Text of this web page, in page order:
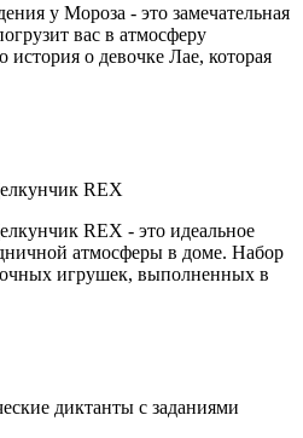
у Мороза - это замечательная
вас в атмосферу
история о девочке Лае, которая
REX
REX - это идеальное
атмосферы в доме. Набор
игрушек, выполненных в
диктанты с заданиями